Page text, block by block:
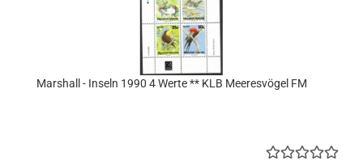
Marshall - Inseln 1990 4 Werte ** KLB Meeresvögel FM